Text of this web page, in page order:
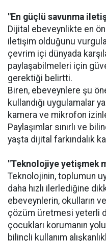
"En güçlü savunma
Dijital ebeveynlikte en
iletişim olduğunu
çevrim içi dünyada
paylaşabilmeleri için
gerektiği belirtti.
Biren, ebeveynlere şu
kullandığı uygulamalar
kamera ve mikrofon
Paylaşımlar sınırlı ve
yaşta dijital farkındalık
"Teknolojiye yetişmek
Teknolojinin, toplumun
daha hızlı ilerlediğine
ebeveynlerin, okulların
çözüm üretmesi yeterli
çocukları korumanın
bilinçli kullanım